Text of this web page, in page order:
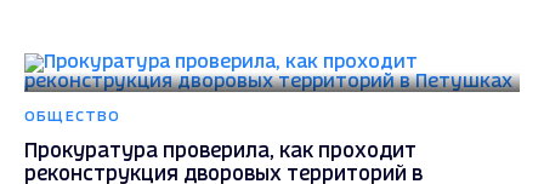
ОБЩЕСТВО
Прокуратура проверила, как проходит
реконструкция дворовых территорий в